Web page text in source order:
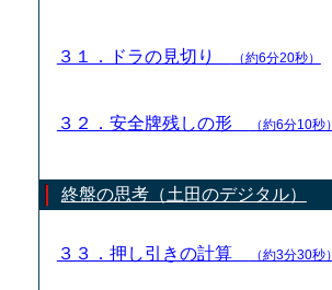
３１．ドラの見切り （約6分20秒）
３２．安全牌残しの形 （約6分10秒）
終盤の思考（土田のデジタル）
３３．押し引きの計算 （約3分30秒）